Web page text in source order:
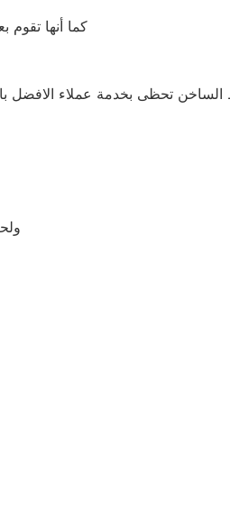
كما أنها
الساخن تحظى بخدمة عملاء الافضل